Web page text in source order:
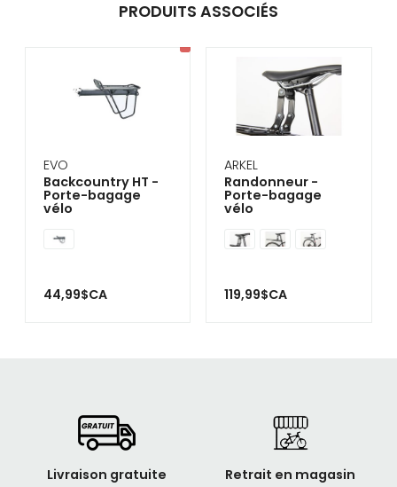
PRODUITS ASSOCIÉS
EVO
Backcountry HT -
Porte-bagage
vélo
44,99$CA
ARKEL
Randonneur -
Porte-bagage
vélo
119,99$CA
Livraison gratuite Retrait en magasin